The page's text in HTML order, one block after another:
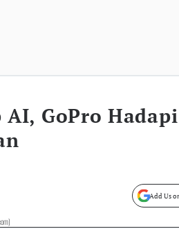
GoPro Hadapi
Add Us